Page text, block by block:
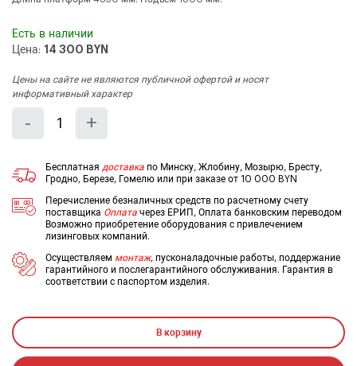
Есть в наличии
Цена: 14 300 BYN
Цены на сайте не являются публичной офертой и носят
информативный характер
- Уменьшить
на
еденицу
+
на
еденицу
Бесплатная доставка по Минску, Жлобину, Мозырю, Бресту,
Гродно, Березе, Гомелю или при заказе от 10 000 BYN
Перечисление безналичных средств по расчетному счету
поставщика Оплата через ЕРИП, Оплата банковским переводом
Возможно приобретение оборудования с привлечением
лизинговых компаний.
Осуществляем монтаж, пусконаладочные работы, поддержание
гарантийного и послегарантийного обслуживания. Гарантия в
соответствии с паспортом изделия.
В корзину